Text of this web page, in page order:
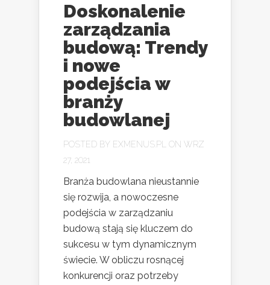
Doskonalenie
zarządzania
budową: Trendy
i nowe
podejścia w
branży
budowlanej
POSTED BY EXMENUS.PL
ON WRZ
27, 2021
Branża budowlana nieustannie
się rozwija, a nowoczesne
podejścia w zarządzaniu
budową stają się kluczem do
sukcesu w tym dynamicznym
świecie. W obliczu rosnącej
konkurencji oraz potrzeby